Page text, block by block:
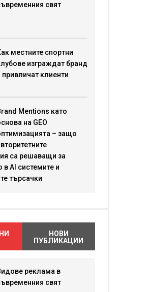
свят
местните спортни
изграждат бранд
привличат клиенти
Mentions като
на GEO
– защо
са решаващи за
в AI системите и
търсачки
НОВИ
ПУБЛИКАЦИИ
реклама в
свят